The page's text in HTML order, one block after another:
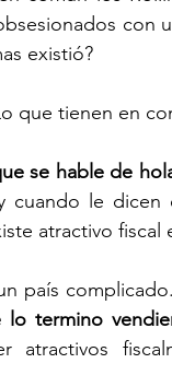
con
existió?
que tienen en
se hable de
cuando le dicen
atractivo fiscal
país complicado.
lo termino
atractivos